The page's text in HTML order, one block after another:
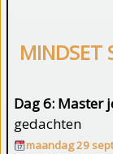
MINDSET
Dag 6: Master
gedachten
maandag 29